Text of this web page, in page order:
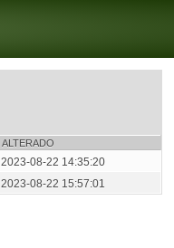
ALTERADO
2023-08-22 14:35:20
2023-08-22 15:57:01